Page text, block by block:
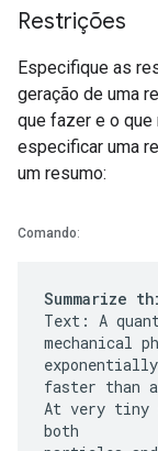
Restrições
Especifique as
geração de uma
que fazer e o
especificar uma
um resumo:
Comando:
Summarize
Text: A
mechanical
exponentially
faster than
At very tiny
both